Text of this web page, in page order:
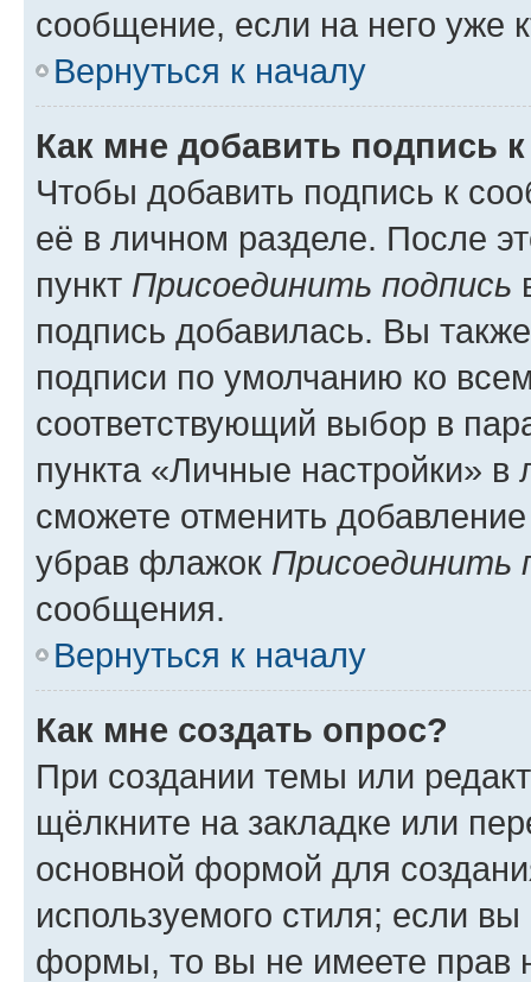
сообщение, если на него уже
Вернуться к началу
Как мне добавить подпись
Чтобы добавить подпись к
её в личном разделе. После
пункт Присоединить подпись
подпись добавилась. Вы
подписи по умолчанию ко
соответствующий выбор в
пункта «Личные настройки»
сможете отменить
убрав флажок Присоединить
сообщения.
Вернуться к началу
Как мне создать опрос?
При создании темы или
щёлкните на закладке или
основной формой для
используемого стиля; если
формы, то вы не имеете прав